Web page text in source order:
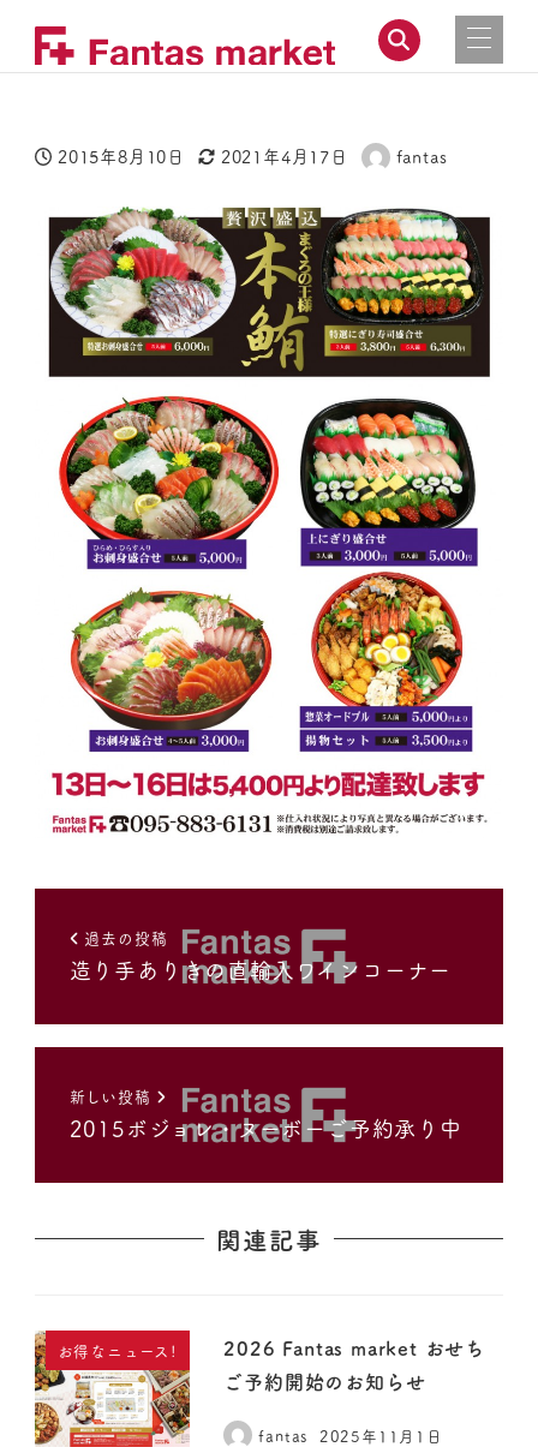
投稿日
2015年8月10日
更新日
2021年4月17日
著
fantas
過去の投稿
造り手ありきの直輸入ワインコーナー
新しい投稿
2015ボジョレ・ヌーボーご予約承り中
関連記事
お得なニュース!
2026 Fantas market おせち
ご予約開始のお知らせ
fantas 2025年11月1日